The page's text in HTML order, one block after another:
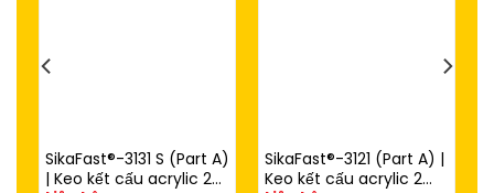
SikaFast®-3131 S (Part A)
| Keo kết cấu acrylic 2
SikaFast®-3121 (Part A) |
Keo kết cấu acrylic 2